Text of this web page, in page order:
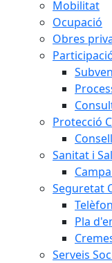
Mobilitat
Ocupació
Obres
Protecció
Sanitat i
Seguretat
Pla
Serveis